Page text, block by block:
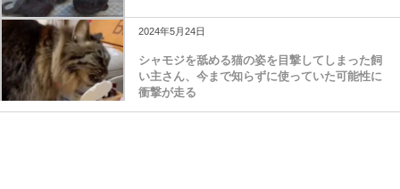
2024年5月24日
シャモジを舐める猫の姿を目撃してしまった飼
い主さん、今まで知らずに使っていた可能性に
衝撃が走る